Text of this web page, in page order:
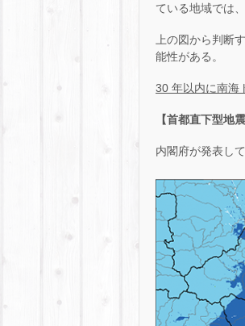
ている地域では
上の図から判断
能性がある。
30 年以内に南海
【首都直下型地震
内閣府が発表し